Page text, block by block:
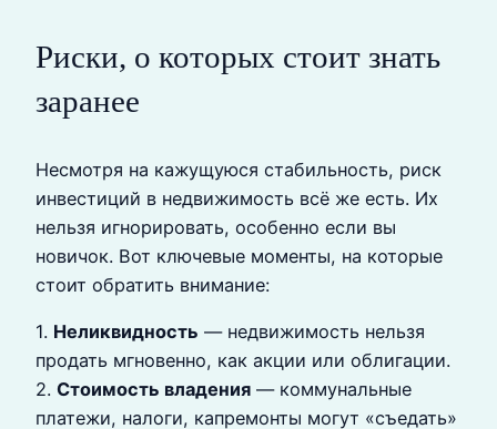
Риски, о которых стоит знать
заранее
Несмотря на кажущуюся стабильность, риск
инвестиций в недвижимость всё же есть. Их
нельзя игнорировать, особенно если вы
новичок. Вот ключевые моменты, на которые
стоит обратить внимание:
1. Неликвидность — недвижимость нельзя
продать мгновенно, как акции или облигации.
2. Стоимость владения — коммунальные
платежи, налоги, капремонты могут «съедать»